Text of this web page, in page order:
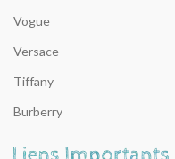
Vogue
Versace
Tiffany
Burberry